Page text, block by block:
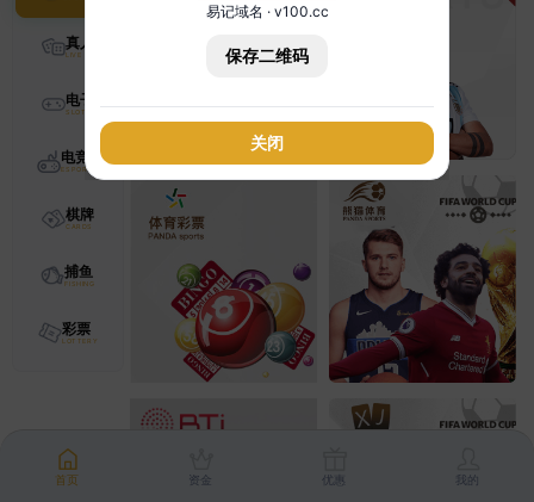
真人
电子
电竞
棋牌
捕鱼
彩票
首页 资金 优惠 我的
易记域名 · v100.cc
保存二维码
关闭